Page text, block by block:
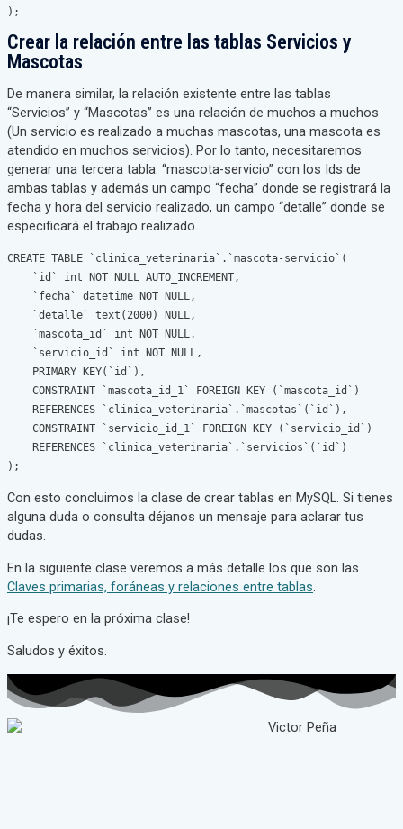
);
Crear la relación entre las tablas Servicios y
Mascotas
De manera similar, la relación existente entre las tablas
“Servicios” y “Mascotas” es una relación de muchos a muchos
(Un servicio es realizado a muchas mascotas, una mascota es
atendido en muchos servicios). Por lo tanto, necesitaremos
generar una tercera tabla: “mascota-servicio” con los Ids de
ambas tablas y además un campo “fecha” donde se registrará la
fecha y hora del servicio realizado, un campo “detalle” donde se
especificará el trabajo realizado.
CREATE TABLE `clinica_veterinaria`.`mascota-servicio`(
    `id` int NOT NULL AUTO_INCREMENT,
    `fecha` datetime NOT NULL,
    `detalle` text(2000) NULL,
    `mascota_id` int NOT NULL,
    `servicio_id` int NOT NULL,
    PRIMARY KEY(`id`),
    CONSTRAINT `mascota_id_1` FOREIGN KEY (`mascota_id`)
    REFERENCES `clinica_veterinaria`.`mascotas`(`id`),
    CONSTRAINT `servicio_id_1` FOREIGN KEY (`servicio_id`)
    REFERENCES `clinica_veterinaria`.`servicios`(`id`)
);
Con esto concluimos la clase de crear tablas en MySQL. Si tienes
alguna duda o consulta déjanos un mensaje para aclarar tus
dudas.
En la siguiente clase veremos a más detalle los que son las
Claves primarias, foráneas y relaciones entre tablas.
¡Te espero en la próxima clase!
Saludos y éxitos.